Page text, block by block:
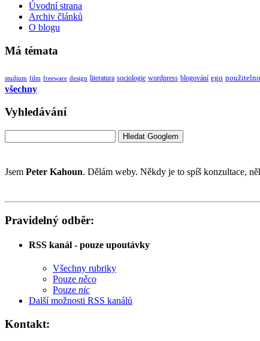
Úvodní strana
Archiv článků
O blogu
Má témata
studium film freeware design literatura sociologie wordpress blogování ego
všechny
Vyhledávání
Jsem Peter Kahoun. Dělám weby. Někdy je to spíš konzultace,
Pravidelný odběr:
RSS kanál - pouze upoutávky
Všechny rubriky
Pouze něco
Pouze nic
Další možnosti RSS kanálů
Kontakt: